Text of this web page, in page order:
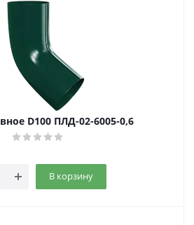
D100 ПЛД-02-6005-0,6
В корзину